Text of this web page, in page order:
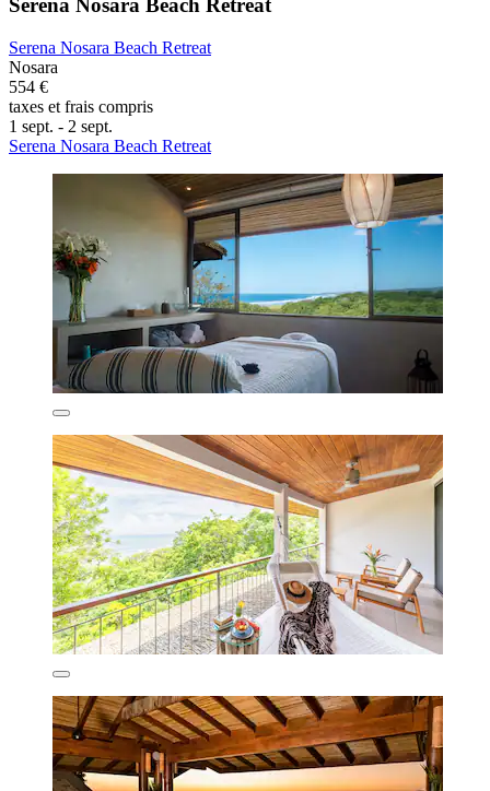
Serena Nosara Beach Retreat
Serena Nosara Beach Retreat
Nosara
554 €
taxes et frais compris
1 sept. - 2 sept.
Serena Nosara Beach Retreat